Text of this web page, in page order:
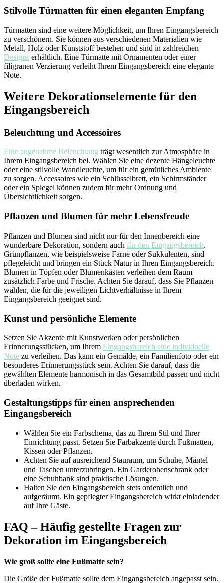
Stilvolle Türmatten für einen eleganten Empfang
Türmatten sind eine weitere Möglichkeit, um Ihren Eingangsbereich
zu verschönern. Sie können aus verschiedenen Materialien wie
Metall, Holz oder Kunststoff bestehen und sind in zahlreichen
Designs erhältlich. Eine Türmatte mit Ornamenten oder einer
filigranen Verzierung verleiht Ihrem Eingangsbereich eine elegante
Note.
Weitere Dekorationselemente für den
Eingangsbereich
Beleuchtung und Accessoires
Eine angenehme Beleuchtung trägt wesentlich zur Atmosphäre in
Ihrem Eingangsbereich bei. Wählen Sie eine dezente Hängeleuchte
oder eine stilvolle Wandleuchte, um für ein gemütliches Ambiente
zu sorgen. Accessoires wie ein Schlüsselbrett, ein Schirmständer
oder ein Spiegel können zudem für mehr Ordnung und
Übersichtlichkeit sorgen.
Pflanzen und Blumen für mehr Lebensfreude
Pflanzen und Blumen sind nicht nur für den Innenbereich eine
wunderbare Dekoration, sondern auch für den Eingangsbereich.
Grünpflanzen, wie beispielsweise Farne oder Sukkulenten, sind
pflegeleicht und bringen ein Stück Natur in Ihren Eingangsbereich.
Blumen in Töpfen oder Blumenkästen verleihen dem Raum
zusätzlich Farbe und Frische. Achten Sie darauf, dass Sie Pflanzen
wählen, die für die jeweiligen Lichtverhältnisse in Ihrem
Eingangsbereich geeignet sind.
Kunst und persönliche Elemente
Setzen Sie Akzente mit Kunstwerken oder persönlichen
Erinnerungsstücken, um Ihrem Eingangsbereich eine individuelle
Note zu verleihen. Das kann ein Gemälde, ein Familienfoto oder ein
besonderes Erinnerungsstück sein. Achten Sie darauf, dass die
gewählten Elemente harmonisch in das Gesamtbild passen und nicht
überladen wirken.
Gestaltungstipps für einen ansprechenden
Eingangsbereich
Wählen Sie ein Farbschema, das zu Ihrem Stil und Ihrer
Einrichtung passt. Setzen Sie Farbakzente durch Fußmatten,
Kissen oder Pflanzen.
Achten Sie auf ausreichend Stauraum, um Schuhe, Mäntel
und Taschen unterzubringen. Ein Garderobenschrank oder
eine Schuhbank sind praktische Lösungen.
Halten Sie den Eingangsbereich stets ordentlich und
aufgeräumt. Ein gepflegter Eingangsbereich wirkt einladender
auf Ihre Gäste.
FAQ – Häufig gestellte Fragen zur
Dekoration im Eingangsbereich
Wie groß sollte eine Fußmatte sein?
Die Größe der Fußmatte sollte dem Eingangsbereich angepasst sein.